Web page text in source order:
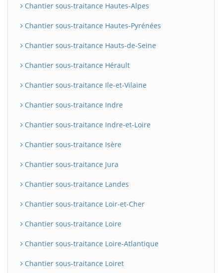
Chantier sous-traitance Hautes-Alpes
Chantier sous-traitance Hautes-Pyrénées
Chantier sous-traitance Hauts-de-Seine
Chantier sous-traitance Hérault
Chantier sous-traitance Ile-et-Vilaine
Chantier sous-traitance Indre
Chantier sous-traitance Indre-et-Loire
Chantier sous-traitance Isère
Chantier sous-traitance Jura
Chantier sous-traitance Landes
Chantier sous-traitance Loir-et-Cher
Chantier sous-traitance Loire
Chantier sous-traitance Loire-Atlantique
Chantier sous-traitance Loiret
BatiWebPro
B